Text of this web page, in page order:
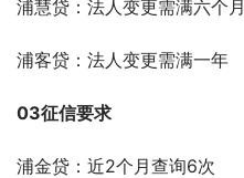
浦慧贷：法人变更需满六个月
浦客贷：法人变更需满一年
03征信要求
浦金贷：近2个月查询6次